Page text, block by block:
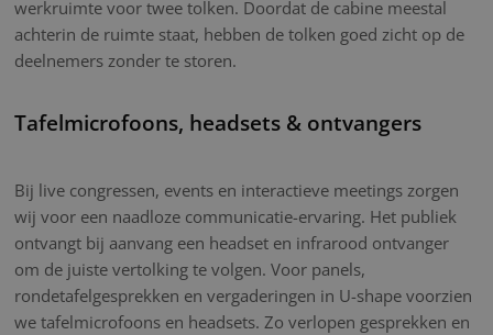
werkruimte voor twee tolken. Doordat de cabine meestal
achterin de ruimte staat, hebben de tolken goed zicht op de
deelnemers zonder te storen.
Tafelmicrofoons, headsets & ontvangers
Bij live congressen, events en interactieve meetings zorgen
wij voor een naadloze communicatie-ervaring. Het publiek
ontvangt bij aanvang een headset en infrarood ontvanger
om de juiste vertolking te volgen. Voor panels,
rondetafelgesprekken en vergaderingen in U-shape voorzien
we tafelmicrofoons en headsets. Zo verlopen gesprekken en